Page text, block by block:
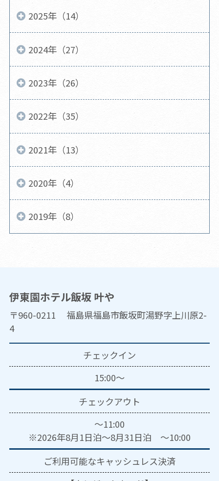
2025年（14）
2024年（27）
2023年（26）
2022年（35）
2021年（13）
2020年（4）
2019年（8）
伊東園ホテル飯坂 叶や
〒960-0211 福島県福島市飯坂町湯野字上川原2-
4
チェックイン
15:00～
チェックアウト
～11:00
※2026年8月1日泊～8月31日泊 ～10:00
ご利用可能なキャッシュレス決済